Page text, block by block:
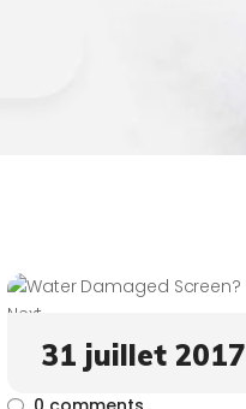
31 juillet 2017